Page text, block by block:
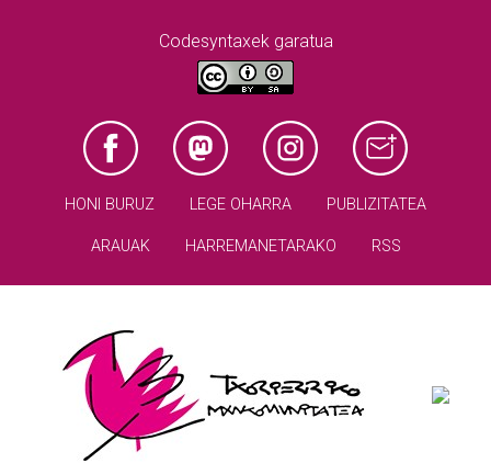
Codesyntaxek garatua
HONI BURUZ LEGE OHARRA PUBLIZITATEA
ARAUAK HARREMANETARAKO RSS